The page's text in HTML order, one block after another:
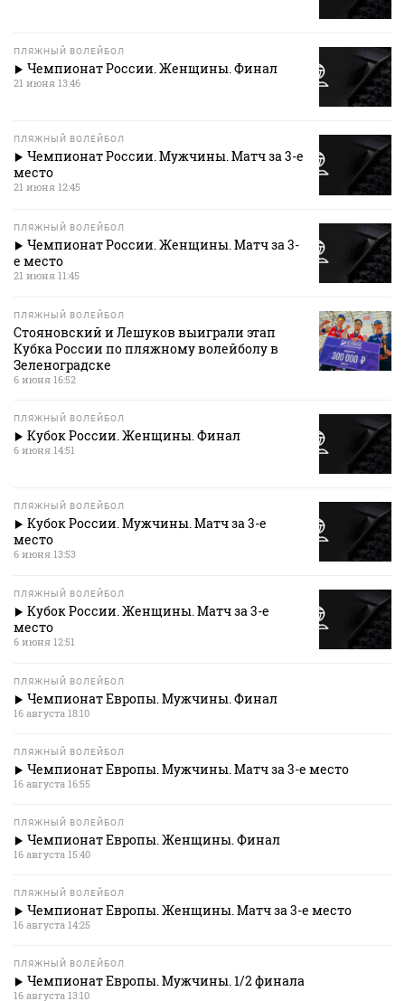
ПЛЯЖНЫЙ ВОЛЕЙБОЛ
Чемпионат России. Женщины. Финал
21 июня 13:46
ПЛЯЖНЫЙ ВОЛЕЙБОЛ
Чемпионат России. Мужчины. Матч за 3-е
место
21 июня 12:45
ПЛЯЖНЫЙ ВОЛЕЙБОЛ
Чемпионат России. Женщины. Матч за 3-
е место
21 июня 11:45
ПЛЯЖНЫЙ ВОЛЕЙБОЛ
Стояновский и Лешуков выиграли этап
Кубка России по пляжному волейболу в
Зеленоградске
6 июня 16:52
ПЛЯЖНЫЙ ВОЛЕЙБОЛ
Кубок России. Женщины. Финал
6 июня 14:51
ПЛЯЖНЫЙ ВОЛЕЙБОЛ
Кубок России. Мужчины. Матч за 3-е
место
6 июня 13:53
ПЛЯЖНЫЙ ВОЛЕЙБОЛ
Кубок России. Женщины. Матч за 3-е
место
6 июня 12:51
ПЛЯЖНЫЙ ВОЛЕЙБОЛ
Чемпионат Европы. Мужчины. Финал
16 августа 18:10
ПЛЯЖНЫЙ ВОЛЕЙБОЛ
Чемпионат Европы. Мужчины. Матч за 3-е место
16 августа 16:55
ПЛЯЖНЫЙ ВОЛЕЙБОЛ
Чемпионат Европы. Женщины. Финал
16 августа 15:40
ПЛЯЖНЫЙ ВОЛЕЙБОЛ
Чемпионат Европы. Женщины. Матч за 3-е место
16 августа 14:25
ПЛЯЖНЫЙ ВОЛЕЙБОЛ
Чемпионат Европы. Мужчины. 1/2 финала
16 августа 13:10